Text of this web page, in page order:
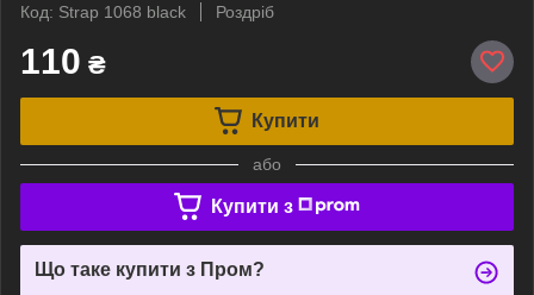
Код: Strap 1068 black
Роздріб
110 ₴
Купити
або
Купити з
Що таке купити з Пром?